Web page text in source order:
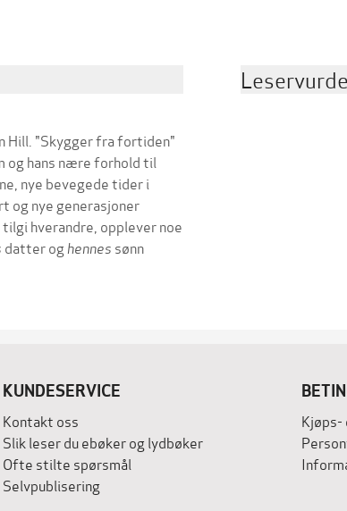
Hill. "Skygger fra fortiden"
og hans nære forhold til
nye bevegede tider i
og nye generasjoner
hverandre, opplever noe
datter og hennes sønn
KUNDESERVICE
Kontakt oss
Slik leser du ebøker og lydbøker
Ofte stilte spørsmål
Selvpublisering
Kjøps-